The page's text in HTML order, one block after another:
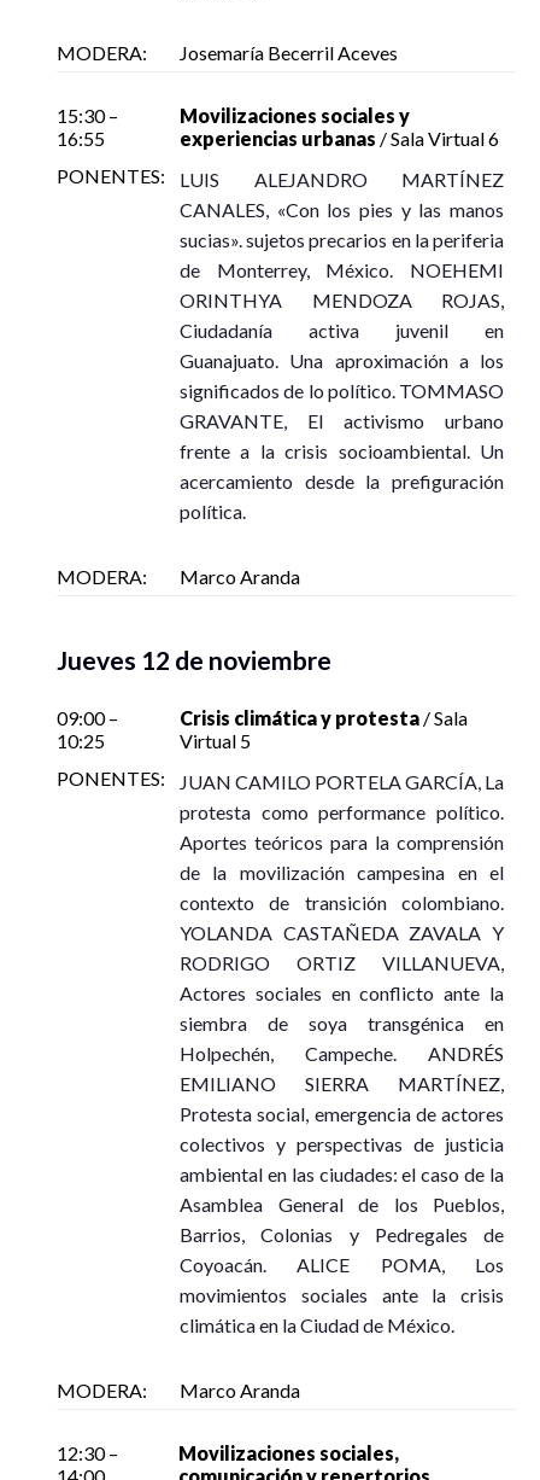
MODERA: Josemaría Becerril Aceves
15:30 –
16:55
Movilizaciones sociales y
experiencias urbanas / Sala Virtual 6
PONENTES:
LUIS ALEJANDRO MARTÍNEZ
CANALES, «Con los pies y las manos
sucias». sujetos precarios en la periferia
de Monterrey, México. NOEHEMI
ORINTHYA MENDOZA ROJAS,
Ciudadanía activa juvenil en
Guanajuato. Una aproximación a los
significados de lo político. TOMMASO
GRAVANTE, El activismo urbano
frente a la crisis socioambiental. Un
acercamiento desde la prefiguración
política.
MODERA: Marco Aranda
Jueves 12 de noviembre
09:00 –
10:25
Crisis climática y protesta / Sala
Virtual 5
PONENTES:
JUAN CAMILO PORTELA GARCÍA, La
protesta como performance político.
Aportes teóricos para la comprensión
de la movilización campesina en el
contexto de transición colombiano.
YOLANDA CASTAÑEDA ZAVALA Y
RODRIGO ORTIZ VILLANUEVA,
Actores sociales en conflicto ante la
siembra de soya transgénica en
Holpechén, Campeche. ANDRÉS
EMILIANO SIERRA MARTÍNEZ,
Protesta social, emergencia de actores
colectivos y perspectivas de justicia
ambiental en las ciudades: el caso de la
Asamblea General de los Pueblos,
Barrios, Colonias y Pedregales de
Coyoacán. ALICE POMA, Los
movimientos sociales ante la crisis
climática en la Ciudad de México.
MODERA: Marco Aranda
12:30 –
Movilizaciones sociales,